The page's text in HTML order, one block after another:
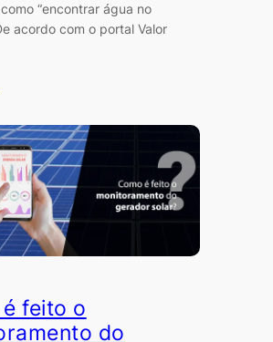
“encontrar água no
acordo com o portal Valor
feito o
do